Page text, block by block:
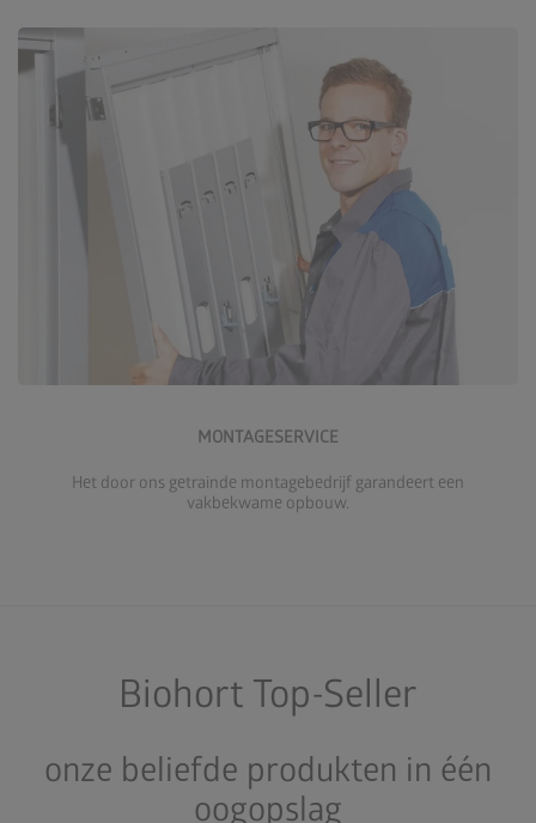
MONTAGESERVICE
Het door ons getrainde montagebedrijf garandeert een
vakbekwame opbouw.
Meer over de montageservice
Biohort Top-Seller
onze beliefde produkten in één
oogopslag